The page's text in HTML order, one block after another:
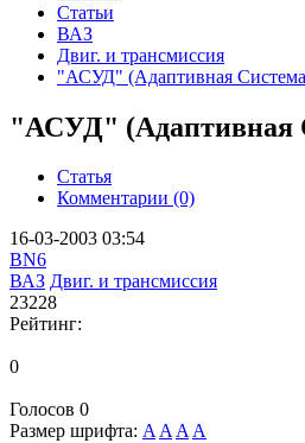
Статьи
ВАЗ
Двиг. и трансмиссия
"АСУД" (Адаптивная
"АСУД" (Адаптивная
Статья
Комментарии (0)
16-03-2003 03:54
BN6
ВАЗ Двиг. и трансмиссия
23228
Рейтинг:
0
Голосов 0
Размер шрифта: AAAA